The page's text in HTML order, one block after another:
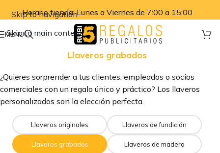
Skip to navigation
Skip to main content
Horario tienda: Lunes a Viernes de 7:00 a 15:00
MENU
Llaveros grabados
¿Quieres sorprender a tus clientes, empleados o socios
comerciales con un regalo único y práctico? Los llaveros
personalizados son la elección perfecta.
Llaveros originales Llaveros de fundición
Llaveros grabados Llaveros de madera